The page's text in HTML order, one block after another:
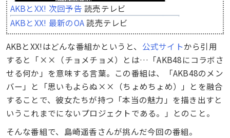
AKBとXX! 次回予告 読売テレビ
AKBとXX! 最新のOA読売テレビ
AKBとXX!はどんな番組かというと、 公式サイトから引用
すると「××（チョメチョメ）とは…「AKB48にコラボさ
せる何か」を意味する言葉。この番組は、「AKB48のメン
バー」と「思いもよらぬ××（ちょめちょめ）」とを融合
することで、彼女たちが持つ「本当の魅力」を描き出すと
いうこれまでにないプロジェクトである。」とのこと。
そんな番組で、島崎遥香さんが挑んだ今回の番組。